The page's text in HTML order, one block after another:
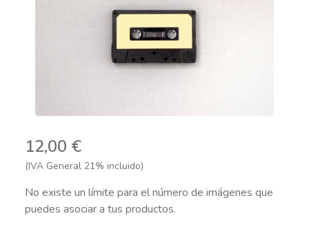
12,00 €
(IVA General 21% incluido)
No existe un límite para el número de imágenes que
puedes asociar a tus productos.